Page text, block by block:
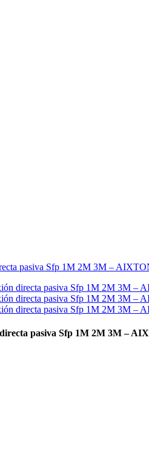
pasiva Sfp 1M 2M 3M –